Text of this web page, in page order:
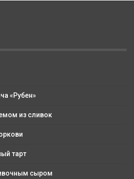
«Рубен»
из сливок
тарт
сыром